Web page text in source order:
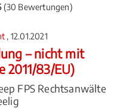
(30 Bewertungen)
, 12.01.2021
– nicht mit
2011/83/EU)
FPS Rechtsanwälte